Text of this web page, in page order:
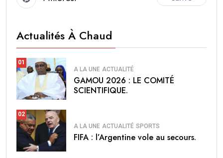
Actualités À Chaud
01
A LA UNE ACTUALITÉ
GAMOU 2026 : LE COMITÉ
SCIENTIFIQUE.
02
A LA UNE ACTUALITÉ SPORTS
FIFA : l’Argentine vole au secours.